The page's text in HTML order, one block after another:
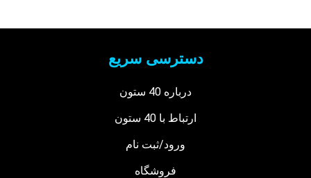
دسترسی سریع
درباره 40 ستون
ارتباط با 40 ستون
ورود/ثبت نام
فروشگاه